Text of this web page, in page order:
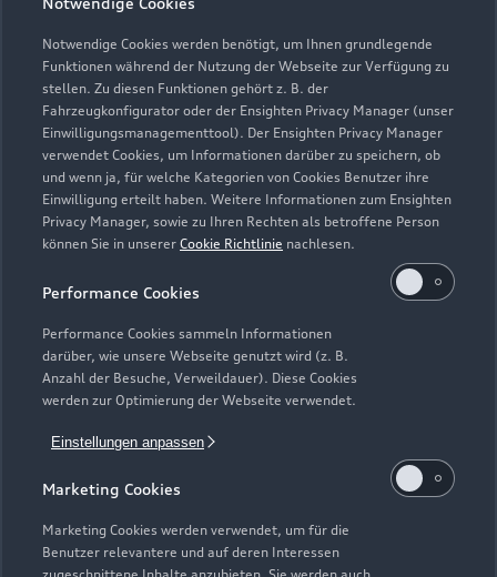
Notwendige Cookies werden benötigt, um Ihnen grundlegende
Funktionen während der Nutzung der Webseite zur Verfügung zu
stellen. Zu diesen Funktionen gehört z. B. der
Fahrzeugkonfigurator oder der Ensighten Privacy Manager (unser
Einwilligungsmanagementtool). Der Ensighten Privacy Manager
verwendet Cookies, um Informationen darüber zu speichern, ob
und wenn ja, für welche Kategorien von Cookies Benutzer ihre
Einwilligung erteilt haben. Weitere Informationen zum Ensighten
Privacy Manager, sowie zu Ihren Rechten als betroffene Person
können Sie in unserer Cookie Richtlinie nachlesen.
Performance Cookies
Performance Cookies sammeln Informationen
darüber, wie unsere Webseite genutzt wird (z. B.
Anzahl der Besuche, Verweildauer). Diese Cookies
werden zur Optimierung der Webseite verwendet.
Einstellungen anpassen
Marketing Cookies
Marketing Cookies werden verwendet, um für die
Benutzer relevantere und auf deren Interessen
Zur Inspektion
Zurück nach oben
Modelle
Elektromodelle
Plug-in-Hybride
Neuwagensuche
Gebrauchtwagensuche
Geschäftskunden
Service & Zubehör
Saisonale Angebote
Audi Services
Garantie
Audi digital services
Support
Audi Code
Über Audi
Unternehmen
Karriere